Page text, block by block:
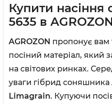
Купити
5635 в
AGROZON пропонує вам
посіний матеріал, який
на світових ринках.
уваги гібрид соняшника
Limagrain. Купуючи